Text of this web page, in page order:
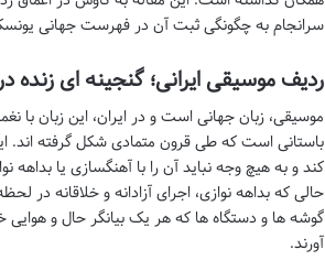
سرانجام به چگونگی ثبت آن در فهرست جهانی
ردیف موسیقی ایرانی؛ گنجینه ای زنده
موسیقی، زبان جهانی است و در ایران، این زبان
باستانی است که طی قرون متمادی شکل گرفته اند.
کند و به هیچ وجه نباید آن را با آهنگسازی یا
حالی که بداهه نوازی، اجرای آزادانه و خلاقانه در
گوشه ها و دستگاه ها که هر یک بیانگر حال و
آورند.